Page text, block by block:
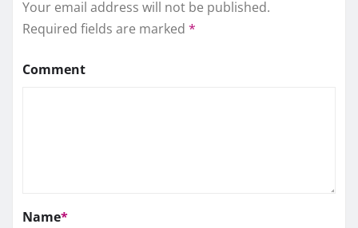
Your email address will not be published.
Required fields are marked *
Comment
Name*